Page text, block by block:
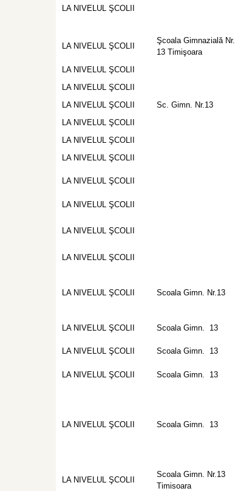
LA NIVELUL ŞCOLII
LA NIVELUL ŞCOLII
Şcoala Gimnazială Nr.
13 Timişoara
LA NIVELUL ŞCOLII
LA NIVELUL ŞCOLII
LA NIVELUL ŞCOLII
Sc. Gimn. Nr.13
LA NIVELUL ŞCOLII
LA NIVELUL ŞCOLII
LA NIVELUL ŞCOLII
LA NIVELUL ŞCOLII
LA NIVELUL ŞCOLII
LA NIVELUL ŞCOLII
LA NIVELUL ŞCOLII
LA NIVELUL ŞCOLII Scoala Gimn. Nr.13
LA NIVELUL ŞCOLII Scoala Gimn. 13
LA NIVELUL ŞCOLII Scoala Gimn. 13
LA NIVELUL ŞCOLII Scoala Gimn. 13
LA NIVELUL ŞCOLII Scoala Gimn. 13
LA NIVELUL ŞCOLII
Scoala Gimn. Nr.13
Timisoara